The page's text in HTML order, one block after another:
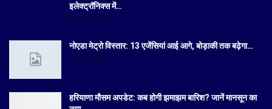
इलेक्ट्रॉनिक्स में…
Aug 6, 2026
नोएडा मेट्रो विस्तार: 13 एजेंसियां आई आगे, बोड़ाकी तक बढ़ेगा…
Jul 19, 2026
हरियाणा मौसम अपडेट: कब होगी झमाझम बारिश? जानें मानसून का